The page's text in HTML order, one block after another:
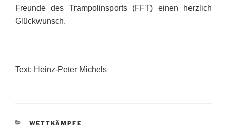
Freunde des Trampolinsports (FFT) einen herzlich
Glückwunsch.
Text: Heinz-Peter Michels
KATEGORIEN
WETTKÄMPFE